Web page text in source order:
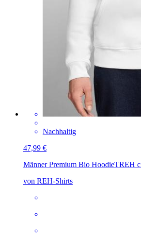
Nachhaltig
47,99 €
Männer Premium Bio HoodieTREH
von REH-Shirts